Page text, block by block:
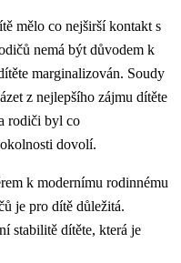
mělo co nejširší kontakt s
nemá být důvodem k
marginalizován. Soudy
z nejlepšího zájmu dítěte
rodiči byl co
dovolí.
k modernímu rodinnému
je pro dítě důležitá.
stabilitě dítěte, která je